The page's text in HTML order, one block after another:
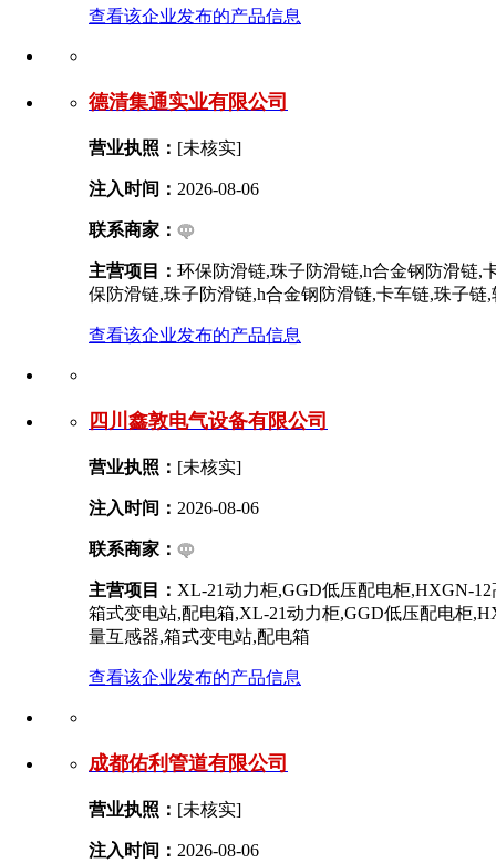
查看该企业发布的产品信息
德清集通实业有限公司
营业执照： [未核实]
注入时间： 2026-08-06
联系商家：
主营项目： 环保防滑链,珠子防滑链,h合金钢防滑链,
保防滑链,珠子防滑链,h合金钢防滑链,卡车链,珠子
查看该企业发布的产品信息
四川鑫敦电气设备有限公司
营业执照： [未核实]
注入时间： 2026-08-06
联系商家：
主营项目： XL-21动力柜,GGD低压配电柜,HXGN-
箱式变电站,配电箱,XL-21动力柜,GGD低压配电柜
量互感器,箱式变电站,配电箱
查看该企业发布的产品信息
成都佑利管道有限公司
营业执照： [未核实]
注入时间： 2026-08-06